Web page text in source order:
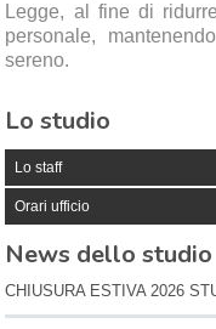
Legge, al fine di
personale,
sereno.
Lo studio
Lo staff
Orari ufficio
News dello studio
CHIUSURA ESTIVA 2026